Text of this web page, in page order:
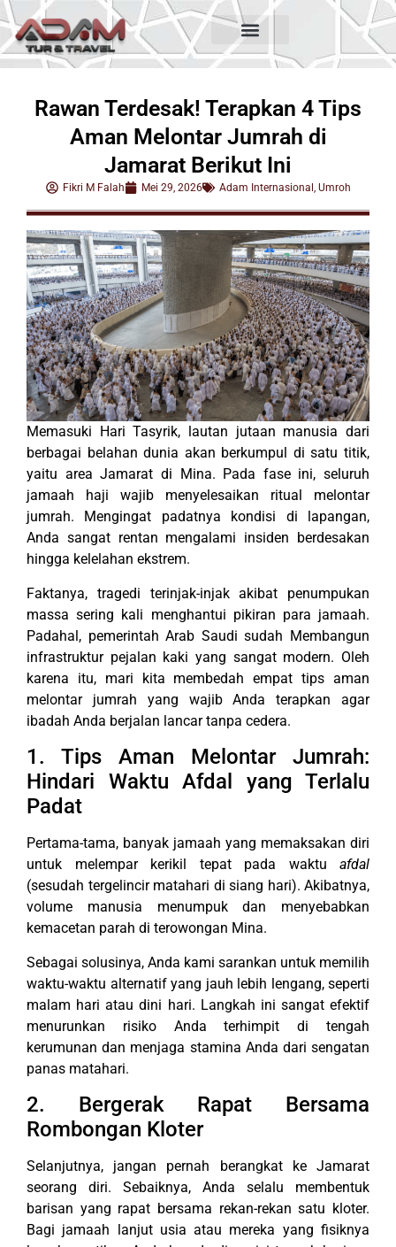
Rawan Terdesak! Terapkan 4 Tips
Aman Melontar Jumrah di
Jamarat Berikut Ini
Fikri M Falah Mei 29, 2026 Adam Internasional , Umroh
Memasuki Hari Tasyrik, lautan jutaan manusia dari
berbagai belahan dunia akan berkumpul di satu titik,
yaitu area Jamarat di Mina. Pada fase ini, seluruh
jamaah haji wajib menyelesaikan ritual melontar
jumrah. Mengingat padatnya kondisi di lapangan,
Anda sangat rentan mengalami insiden berdesakan
hingga kelelahan ekstrem.
Faktanya, tragedi terinjak-injak akibat penumpukan
massa sering kali menghantui pikiran para jamaah.
Padahal, pemerintah Arab Saudi sudah Membangun
infrastruktur pejalan kaki yang sangat modern. Oleh
karena itu, mari kita membedah empat tips aman
melontar jumrah yang wajib Anda terapkan agar
ibadah Anda berjalan lancar tanpa cedera.
1. Tips Aman Melontar Jumrah:
Hindari Waktu Afdal yang Terlalu
Padat
Pertama-tama, banyak jamaah yang memaksakan diri
untuk melempar kerikil tepat pada waktu afdal
(sesudah tergelincir matahari di siang hari). Akibatnya,
volume manusia menumpuk dan menyebabkan
kemacetan parah di terowongan Mina.
Sebagai solusinya, Anda kami sarankan untuk memilih
waktu-waktu alternatif yang jauh lebih lengang, seperti
malam hari atau dini hari. Langkah ini sangat efektif
menurunkan risiko Anda terhimpit di tengah
kerumunan dan menjaga stamina Anda dari sengatan
panas matahari.
2. Bergerak Rapat Bersama
Rombongan Kloter
Selanjutnya, jangan pernah berangkat ke Jamarat
seorang diri. Sebaiknya, Anda selalu membentuk
barisan yang rapat bersama rekan-rekan satu kloter.
Bagi jamaah lanjut usia atau mereka yang fisiknya